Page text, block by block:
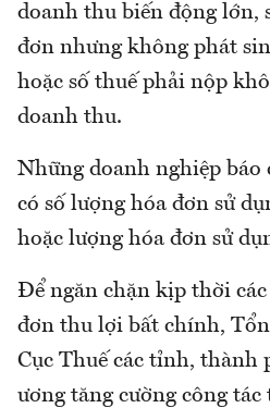
doanh thu biến động lớn,
đơn nhưng không phát
hoặc số thuế phải nộp
doanh thu.
Những doanh nghiệp báo
có số lượng hóa đơn sử
hoặc lượng hóa đơn sử
Để ngăn chặn kịp thời
đơn thu lợi bất chính,
Cục Thuế các tỉnh, thành
ương tăng cường công